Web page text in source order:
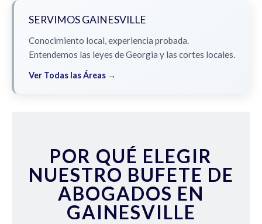
SERVIMOS GAINESVILLE
Conocimiento local, experiencia probada.
Entendemos las leyes de Georgia y las cortes locales.
Ver Todas las Áreas →
POR QUÉ ELEGIR
NUESTRO BUFETE DE
ABOGADOS EN
GAINESVILLE